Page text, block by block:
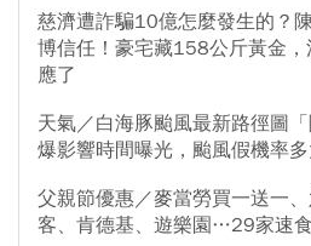
慈濟遭詐騙10億怎麼發生的？
博信任！豪宅藏158公斤黃金
應了
天氣／白海豚颱風最新路徑圖
爆影響時間曝光，颱風假機率
父親節優惠／麥當勞買一送一
客、肯德基、遊樂園…29家速